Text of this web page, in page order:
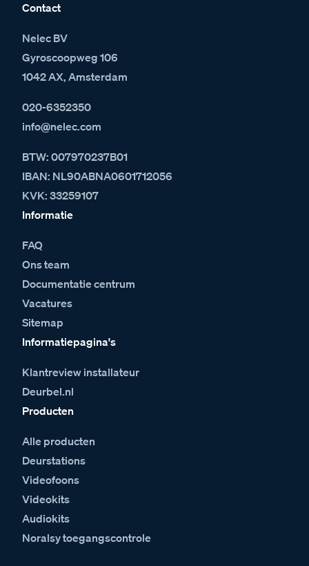
Contact
Nelec BV
Gyroscoopweg 106
1042 AX, Amsterdam
020-6352350
info@nelec.com
BTW: 007970237B01
IBAN: NL90ABNA0601712056
KVK: 33259107
Informatie
FAQ
Ons team
Documentatie centrum
Vacatures
Sitemap
Informatiepagina's
Klantreview installateur
Deurbel.nl
Producten
Alle producten
Deurstations
Videofoons
Videokits
Audiokits
Noralsy toegangscontrole